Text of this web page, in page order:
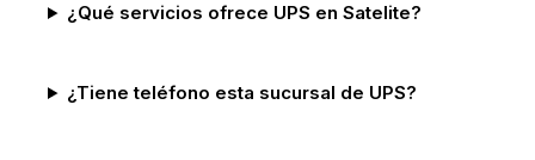
¿Qué servicios ofrece UPS en Satelite?
¿Tiene teléfono esta sucursal de UPS?